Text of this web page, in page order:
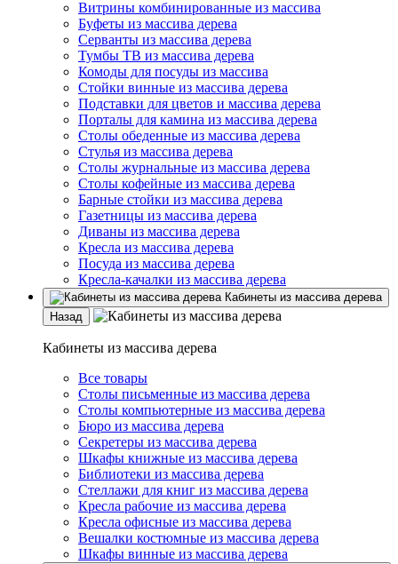
Витрины комбинированные из массива
Буфеты из массива дерева
Серванты из массива дерева
Тумбы ТВ из массива дерева
Комоды для посуды из массива
Стойки винные из массива дерева
Подставки для цветов и массива дерева
Порталы для камина из массива дерева
Столы обеденные из массива дерева
Стулья из массива дерева
Столы журнальные из массива дерева
Столы кофейные из массива дерева
Барные стойки из массива дерева
Газетницы из массива дерева
Диваны из массива дерева
Кресла из массива дерева
Посуда из массива дерева
Кресла-качалки из массива дерева
Кабинеты из массива дерева
Назад
Кабинеты из массива дерева
Все товары
Столы письменные из массива дерева
Столы компьютерные из массива дерева
Бюро из массива дерева
Секретеры из массива дерева
Шкафы книжные из массива дерева
Библиотеки из массива дерева
Стеллажи для книг из массива дерева
Кресла рабочие из массива дерева
Кресла офисные из массива дерева
Вешалки костюмные из массива дерева
Шкафы винные из массива дерева